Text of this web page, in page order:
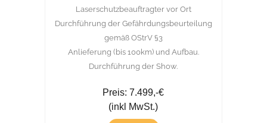
Laserschutzbeauftragter vor Ort
Durchführung der Gefährdungsbeurteilung
gemäß OStrV §3
Anlieferung (bis 100km) und Aufbau.
Durchführung der Show.
Preis: 7.499,-€
(inkl MwSt.)